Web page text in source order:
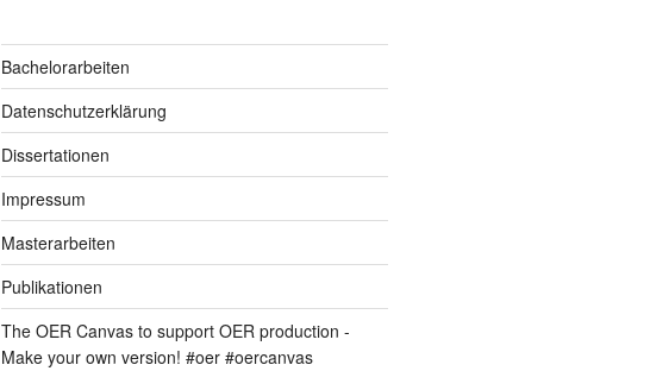
Bachelorarbeiten
Datenschutzerklärung
Dissertationen
Impressum
Masterarbeiten
Publikationen
The OER Canvas to support OER production -
Make your own version! #oer #oercanvas